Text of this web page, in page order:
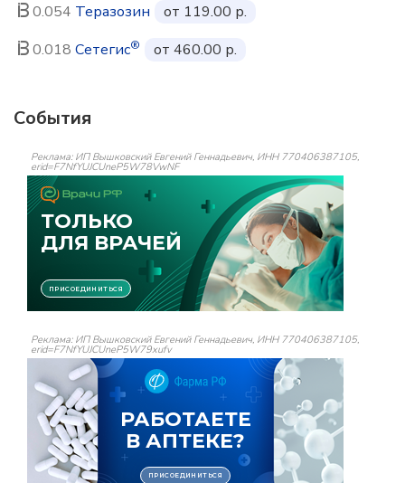
0.054 Теразозин
от 119.00 р.
0.018 Сетегис® от 460.00 р.
События
Реклама: ИП Вышковский Евгений Геннадьевич, ИНН 770406387105,
erid=F7NfYUJCUneP5W78VwNF
Реклама: ИП Вышковский Евгений Геннадьевич, ИНН 770406387105,
erid=F7NfYUJCUneP5W79xufv